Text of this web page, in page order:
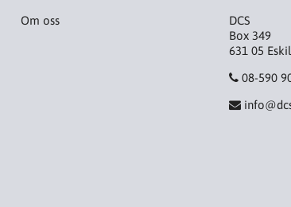
Om oss
DCS
Box 349
631 05
08-590